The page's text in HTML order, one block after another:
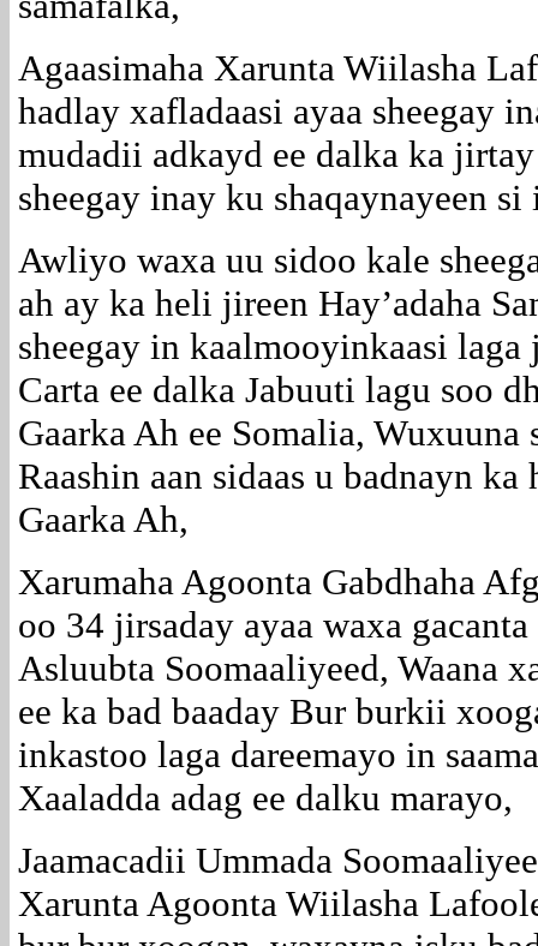
Agaasimaha Xarunta Wiilasha
hadlay xafladaasi ayaa sheegay
mudadii adkayd ee dalka ka
sheegay inay ku shaqaynayeen
Awliyo waxa uu sidoo kale
ah ay ka heli jireen Hay’adaha
sheegay in kaalmooyinkaasi
Carta ee dalka Jabuuti lagu soo
Gaarka Ah ee Somalia, Wuxuuna
Raashin aan sidaas u badnayn
Gaarka Ah,
Xarumaha Agoonta Gabdhaha
oo 34 jirsaday ayaa waxa
Asluubta Soomaaliyeed, Waana
ee ka bad baaday Bur burkii
inkastoo laga dareemayo in
Xaaladda adag ee dalku marayo,
Jaamacadii Ummada
Xarunta Agoonta Wiilasha